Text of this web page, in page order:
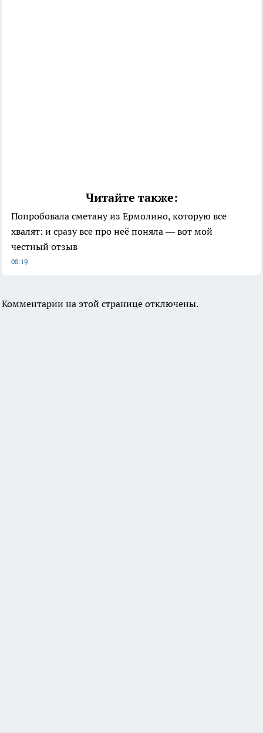
Читайте также:
Попробовала сметану из Ермолино, которую все
хвалят: и сразу все про неё поняла — вот мой
честный отзыв
08:19
Комментарии на этой странице отключены.